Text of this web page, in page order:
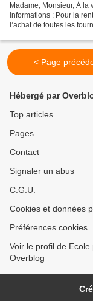
Madame, Monsieur, À la
informations : Pour la
l’achat de toutes les
< Page
Hébergé par
Top articles
Pages
Contact
Signaler un abus
C.G.U.
Cookies et données
Préférences cookies
Voir le profil de
Overblog